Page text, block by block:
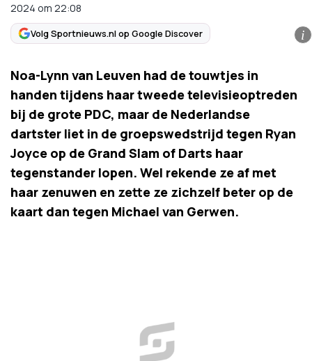
2024 om 22:08
Volg Sportnieuws.nl op Google Discover i
Noa-Lynn van Leuven had de touwtjes in
handen tijdens haar tweede televisieoptreden
bij de grote PDC, maar de Nederlandse
dartster liet in de groepswedstrijd tegen Ryan
Joyce op de Grand Slam of Darts haar
tegenstander lopen. Wel rekende ze af met
haar zenuwen en zette ze zichzelf beter op de
kaart dan tegen Michael van Gerwen.